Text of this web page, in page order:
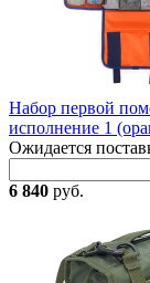
Набор первой
исполнение 1
Ожидается
6 840 руб.